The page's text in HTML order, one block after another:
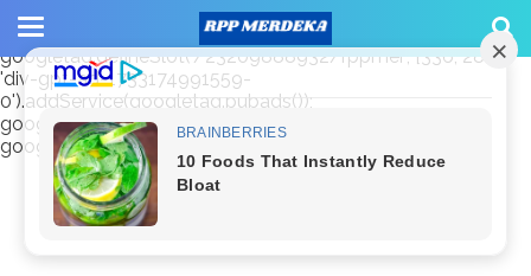
window.googletag = window.googletag || {cmd: []};
googletag.cmd.push(function() {
googletag.defineSlot('/23209888932/rppmer', [336, 280],
'div-gpt-ad-1733174991559-
0').addService(googletag.pubads());
googletag.pubads().enableSingleRequest();
googletag.enableServices(); });